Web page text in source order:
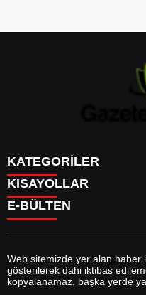
KATEGORİLER
GÜNDEM
DÜNYA
SİYASET
MAGAZİN
SAĞLIK
EĞİTİM
YAŞAM
KISAYOLLAR
BURÇLAR
FİKSTÜR
FİRMA EKLE
FİRMA REHBERİ
E-BÜLTEN
gazeteekonomi.com e-
Web sitemizde yer alan haber
gösterilerek dahi iktibas
kopyalanamaz, başka yerde